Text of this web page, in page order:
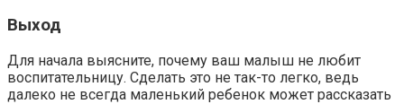
Выход
Для начала выясните, почему ваш малыш не любит
воспитательницу. Сделать это не так-то легко, ведь
далеко не всегда маленький ребенок может рассказать